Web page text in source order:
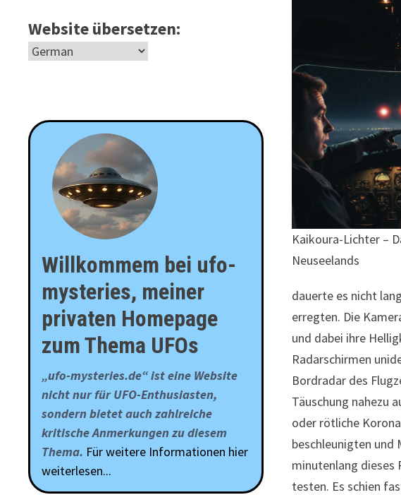
Kaikoura-Lichter –
Neuseelands
dauerte es nicht
erregten. Die
und dabei ihre
Radarschirmen
Bordradar des
Täuschung nahezu
oder rötliche
beschleunigten und
minutenlang dieses
testen. Es schien
Website übersetzen:
Willkommem bei ufo-
mysteries, meiner
privaten Homepage
zum Thema UFOs
„ufo-mysteries.de“ ist eine Website
nicht nur für UFO-Enthusiasten,
sondern bietet auch zahlreiche
kritische Anmerkungen zu diesem
Thema. Für weitere Informationen hier
weiterlesen...